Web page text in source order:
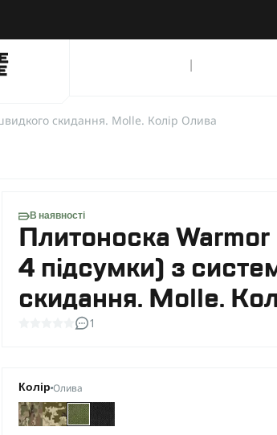
скидання. Molle. Колір Олива
В наявності
Плитоноска
4 підсумки) з
скидання. Molle.
1
Колір Олива